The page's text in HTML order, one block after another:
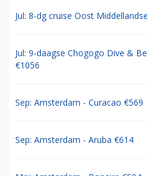
Jul: 8-dg cruise Oost
Jul: 9-daagse Chogogo Dive &
€1056
Sep: Amsterdam - Curacao €569
Sep: Amsterdam - Aruba €614